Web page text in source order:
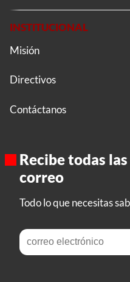
INSTITUCIONAL
Misión
Directivos
Contáctanos
Recibe todas
correo
Todo lo que necesitas